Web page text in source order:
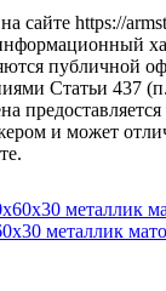
сайте https://
публичной
Статьи 437
предоставляется
и может
металлик